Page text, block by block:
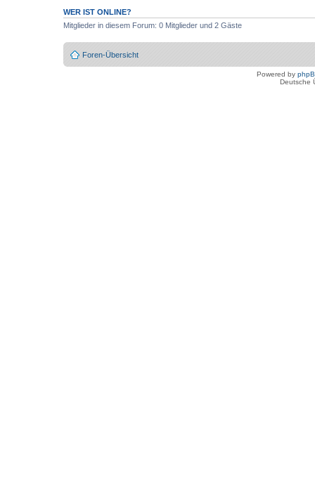
WER IST ONLINE?
Mitglieder in diesem Forum: 0 Mitglieder und 2 Gäste
Foren-Übersicht
Powered by
Deutsche